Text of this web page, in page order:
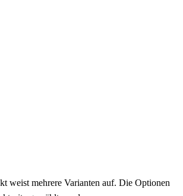
weist mehrere Varianten auf. Die Optionen